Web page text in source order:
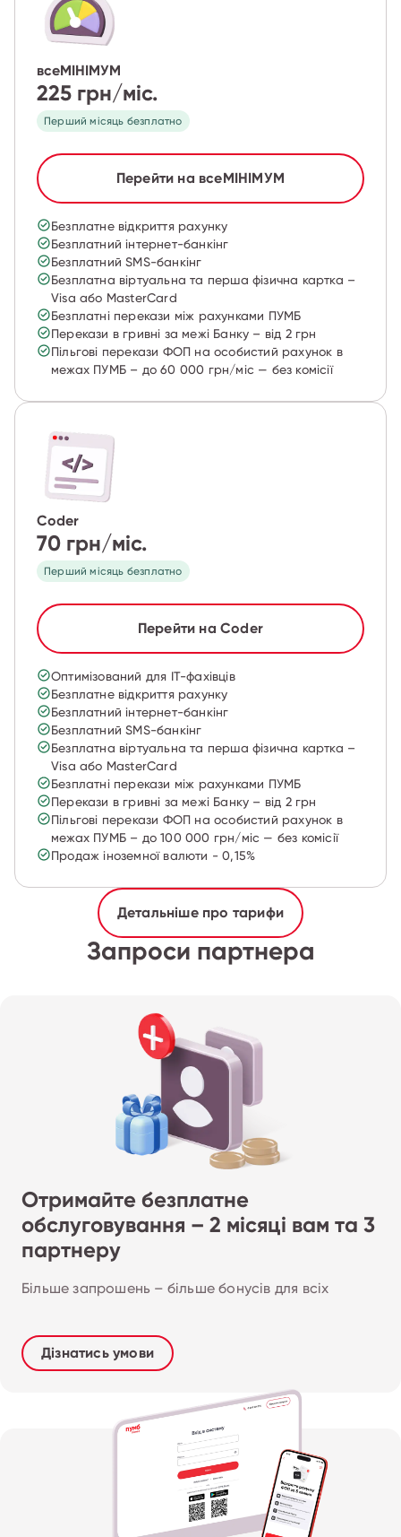
всеМІНІМУМ
225 грн/міс.
Перший місяць безплатно
Перейти на всеМІНІМУМ
Безплатне відкриття рахунку
Безплатний інтернет-банкінг
Безплатний SMS-банкінг
Безплатна віртуальна та перша фізична картка –
Visa або MasterCard
Безплатні перекази між рахунками ПУМБ
Перекази в гривні за межі Банку – від 2 грн
Пільгові перекази ФОП на особистий рахунок в
межах ПУМБ – до 60 000 грн/міс — без комісії
Coder
70 грн/міс.
Перший місяць безплатно
Перейти на Сoder
Оптимізований для IT-фахівців
Безплатне відкриття рахунку
Безплатний інтернет-банкінг
Безплатний SMS-банкінг
Безплатна віртуальна та перша фізична картка –
Visa або MasterCard
Безплатні перекази між рахунками ПУМБ
Перекази в гривні за межі Банку – від 2 грн
Пільгові перекази ФОП на особистий рахунок в
межах ПУМБ – до 100 000 грн/міс — без комісії
Продаж іноземної валюти - 0,15%
Детальніше про тарифи
Запроси партнера
Отримайте безплатне
обслуговування – 2 місяці вам та 3
партнеру
Більше запрошень – більше бонусів для всіх
Дізнатись умови